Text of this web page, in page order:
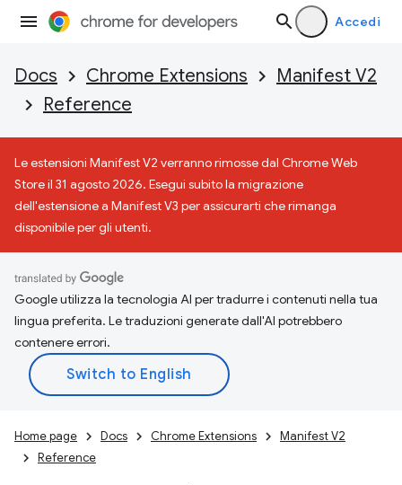
Accedi
Docs Chrome Extensions
Manifest V2
Reference
Le estensioni Manifest V2 verranno rimosse dal Chrome Web
Store il 31 agosto 2026. Esegui subito la migrazione
dell'estensione a Manifest V3 per assicurarti che rimanga
disponibile per gli utenti.
Google utilizza la tecnologia AI per tradurre i contenuti nella tua
lingua preferita. Le traduzioni generate dall'AI potrebbero
contenere errori.
Home page Docs Chrome Extensions
Manifest V2
Reference